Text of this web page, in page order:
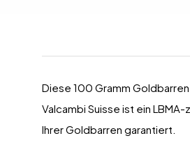
Diese 100 Gramm
Valcambi Suisse ist ein
Ihrer Goldbarren garantiert.